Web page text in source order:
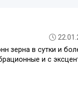
зерна в сутки и
и с